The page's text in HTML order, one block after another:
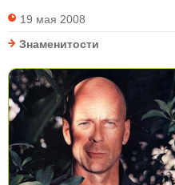
19 мая 2008
Знаменитости